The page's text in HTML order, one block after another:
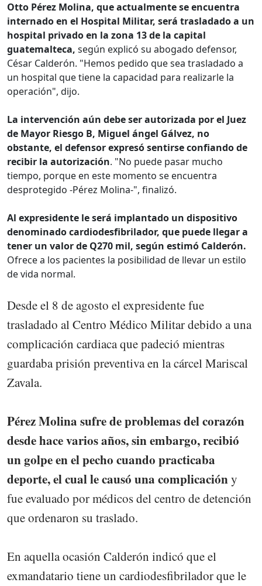
Otto Pérez Molina, que actualmente se encuentra
internado en el Hospital Militar, será trasladado a un
hospital privado en la zona 13 de la capital
guatemalteca, según explicó su abogado defensor,
César Calderón. "Hemos pedido que sea trasladado a
un hospital que tiene la capacidad para realizarle la
operación", dijo.
La intervención aún debe ser autorizada por el Juez
de Mayor Riesgo B, Miguel ángel Gálvez, no
obstante, el defensor expresó sentirse confiando de
recibir la autorización. "No puede pasar mucho
tiempo, porque en este momento se encuentra
desprotegido -Pérez Molina-", finalizó.
Al expresidente le será implantado un dispositivo
denominado cardiodesfibrilador, que puede llegar a
tener un valor de Q270 mil, según estimó Calderón.
Ofrece a los pacientes la posibilidad de llevar un estilo
de vida normal.
Desde el 8 de agosto el expresidente fue
trasladado al Centro Médico Militar debido a una
complicación cardiaca que padeció mientras
guardaba prisión preventiva en la cárcel Mariscal
Zavala.
Pérez Molina sufre de problemas del corazón
desde hace varios años, sin embargo, recibió
un golpe en el pecho cuando practicaba
deporte, el cual le causó una complicacióny
fue evaluado por médicos del centro de detención
que ordenaron su traslado.
En aquella ocasión Calderón indicó que el
exmandatario tiene un cardiodesfibrilador que le